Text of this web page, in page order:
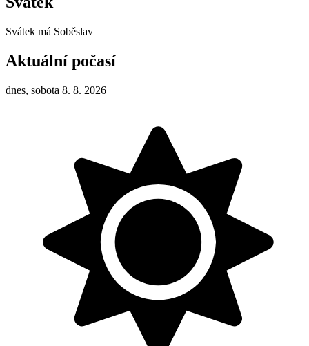
Svátek má Soběslav
Aktuální počasí
dnes, sobota 8. 8. 2026